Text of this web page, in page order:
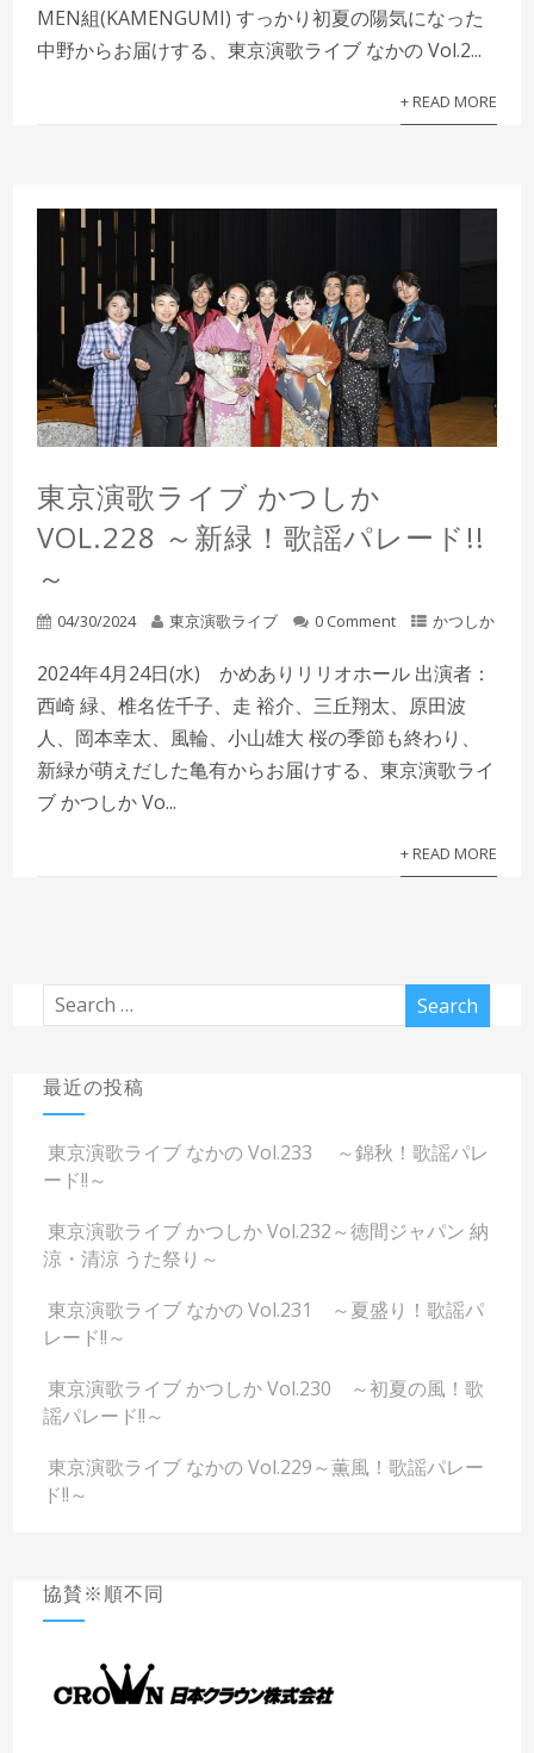
MEN組(KAMENGUMI) すっかり初夏の陽気になった
中野からお届けする、東京演歌ライブ なかの Vol.2...
+ READ MORE
東京演歌ライブ かつしか
VOL.228 ～新緑！歌謡パレード!!
～
04/30/2024 東京演歌ライブ 0 Comment かつしか
2024年4月24日(水) かめありリリオホール 出演者：
西崎 緑、椎名佐千子、走 裕介、三丘翔太、原田波
人、岡本幸太、風輪、小山雄大 桜の季節も終わり、
新緑が萌えだした亀有からお届けする、東京演歌ライ
ブ かつしか Vo...
+ READ MORE
最近の投稿
東京演歌ライブ なかの Vol.233 ～錦秋！歌謡パレ
ード!!～
東京演歌ライブ かつしか Vol.232～徳間ジャパン 納
涼・清涼 うた祭り～
東京演歌ライブ なかの Vol.231 ～夏盛り！歌謡パ
レード!!～
東京演歌ライブ かつしか Vol.230 ～初夏の風！歌
謡パレード!!～
東京演歌ライブ なかの Vol.229～薫風！歌謡パレー
ド!!～
協賛※順不同